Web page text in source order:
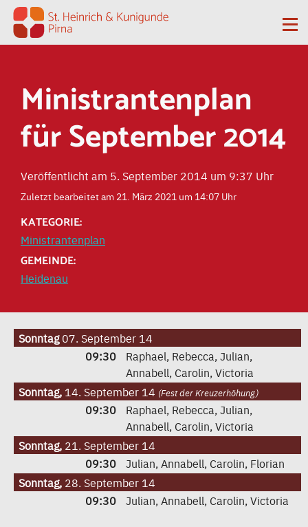
Zum Inhalt springen
Ministrantenplan
für September 2014
Veröffentlicht am 5. September 2014 um 9:37 Uhr
Zuletzt bearbeitet am 21. März 2021 um 14:07 Uhr
KATEGORIE:
Ministrantenplan
GEMEINDE:
Heidenau
Sonntag07. September 14
09:30
Raphael, Rebecca, Julian,
Annabell, Carolin, Victoria
Sonntag, 14. September 14 (Fest der Kreuzerhöhung)
09:30
Raphael, Rebecca, Julian,
Annabell, Carolin, Victoria
Sonntag, 21. September 14
09:30
Julian, Annabell, Carolin, Florian
Sonntag, 28. September 14
09:30
Julian, Annabell, Carolin, Victoria